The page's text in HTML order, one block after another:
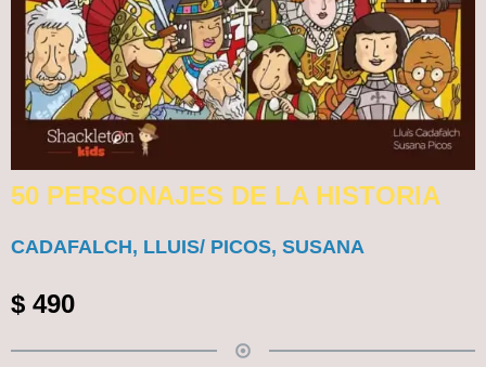
50 PERSONAJES DE LA HISTORIA
CADAFALCH, LLUIS/ PICOS, SUSANA
$ 490